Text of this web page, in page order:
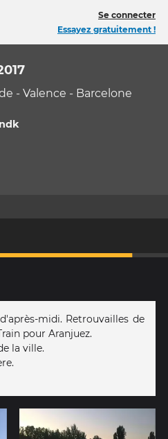
Se connecter
Essayez gratuitement !
- Valence - Barcelone
midi. Retrouvailles de
pour Aranjuez.
la ville.